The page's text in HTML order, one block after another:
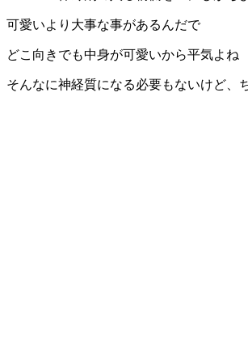
可愛いより大事な事があるんだで
どこ向きでも中身が可愛いから平気よね
そんなに神経質になる必要もないけど、